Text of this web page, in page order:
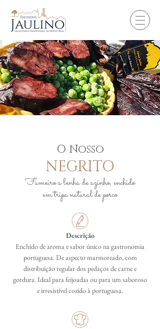
O Nosso
NEGRITO
Fumeiro a lenha de azinho, enchido
em tripa natural de porco
Descrição
Enchido de aroma e sabor único na gastronomia
portuguesa. De aspecto marmoreado, com
distribuição regular dos pedaços de carne e
gordura. Ideal para feijoadas ou para um saboroso
e irresistível cozido à portuguesa.